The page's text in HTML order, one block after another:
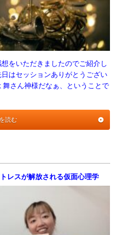
をいただきましたのでご紹介し
はセッションありがとうござい
舞さん神様だなぁ、ということで
読む
レスが解放される仮面心理学